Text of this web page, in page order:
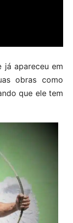
já apareceu em
obras como
que ele tem